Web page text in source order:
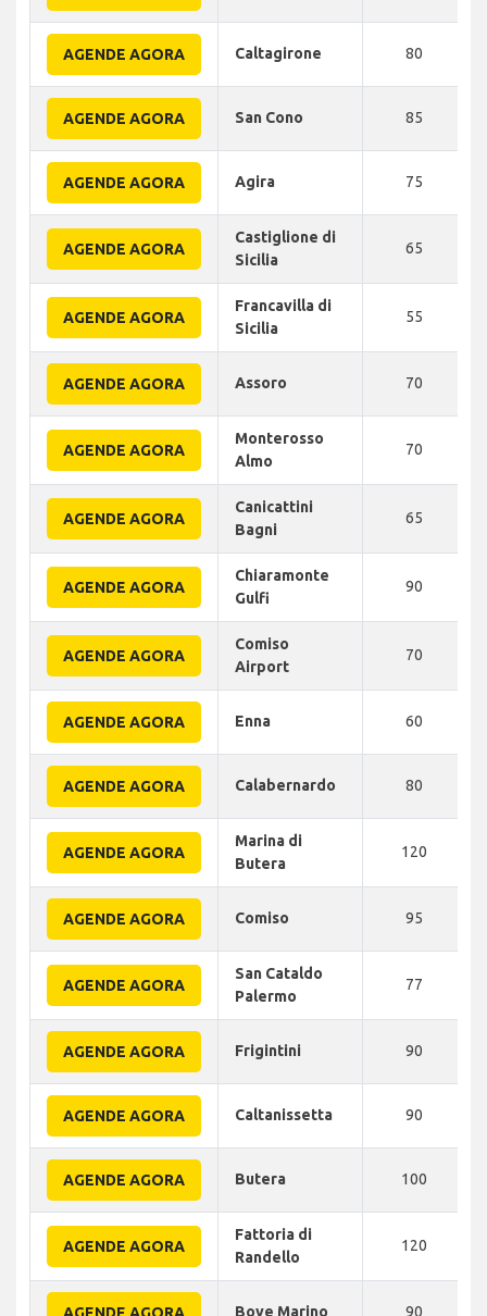
AGENDE AGORA Caltagirone 80
AGENDE AGORA San Cono 85
AGENDE AGORA Agira 75
AGENDE AGORA
Castiglione di
Sicilia
65
AGENDE AGORA
Francavilla di
Sicilia
55
AGENDE AGORA Assoro 70
AGENDE AGORA
Monterosso
Almo
70
AGENDE AGORA
Canicattini
Bagni
65
AGENDE AGORA
Chiaramonte
Gulfi
90
AGENDE AGORA
Comiso
Airport
70
AGENDE AGORA Enna 60
AGENDE AGORA Calabernardo 80
AGENDE AGORA
Marina di
Butera
120
AGENDE AGORA Comiso 95
AGENDE AGORA
San Cataldo
Palermo
77
AGENDE AGORA Frigintini 90
AGENDE AGORA Caltanissetta 90
AGENDE AGORA Butera 100
AGENDE AGORA
Fattoria di
Randello
120
AGENDE AGORA Bove Marino 90